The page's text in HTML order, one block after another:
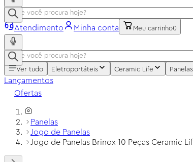
Atendimento Minha conta Meu carrinho0
Ver tudo Eletroportáteis Ceramic Life Panelas
Lançamentos
Ofertas
Panelas
Jogo de Panelas
Jogo de Panelas Brinox 10 Peças Ceramic